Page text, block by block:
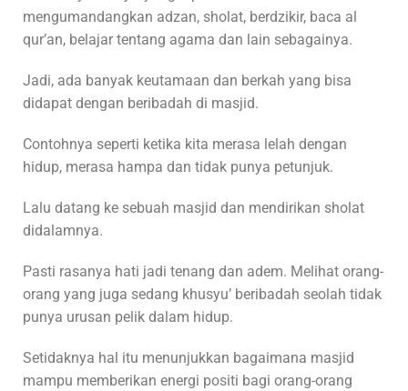
mengumandangkan adzan, sholat, berdzikir, baca al
qur’an, belajar tentang agama dan lain sebagainya.
Jadi, ada banyak keutamaan dan berkah yang bisa
didapat dengan beribadah di masjid.
Contohnya seperti ketika kita merasa lelah dengan
hidup, merasa hampa dan tidak punya petunjuk.
Lalu datang ke sebuah masjid dan mendirikan sholat
didalamnya.
Pasti rasanya hati jadi tenang dan adem. Melihat orang-
orang yang juga sedang khusyu’ beribadah seolah tidak
punya urusan pelik dalam hidup.
Setidaknya hal itu menunjukkan bagaimana masjid
mampu memberikan energi positi bagi orang-orang